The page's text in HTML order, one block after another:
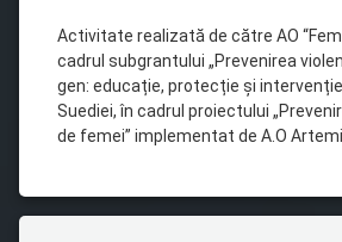
Activitate realizată de către AO
cadrul subgrantului „Prevenirea
gen: educație, protecție și
Suediei, în cadrul proiectului
de femei” implementat de A.O